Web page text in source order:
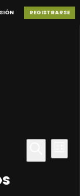
REGISTRARSE
deBuscarde